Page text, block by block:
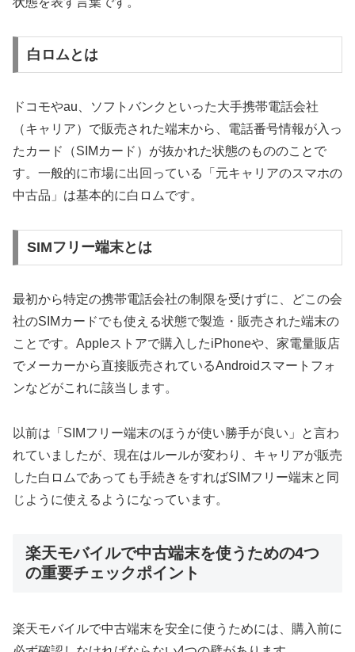
白ロムとは
ドコモやau、ソフトバンクといった大手携帯電話会社
（キャリア）で販売された端末から、電話番号情報が入っ
たカード（SIMカード）が抜かれた状態のもののことで
す。一般的に市場に出回っている「元キャリアのスマホの
中古品」は基本的に白ロムです。
SIMフリー端末とは
最初から特定の携帯電話会社の制限を受けずに、どこの会
社のSIMカードでも使える状態で製造・販売された端末の
ことです。Appleストアで購入したiPhoneや、家電量販店
でメーカーから直接販売されているAndroidスマートフォ
ンなどがこれに該当します。
以前は「SIMフリー端末のほうが使い勝手が良い」と言わ
れていましたが、現在はルールが変わり、キャリアが販売
した白ロムであっても手続きをすればSIMフリー端末と同
じように使えるようになっています。
楽天モバイルで中古端末を使うための4つ
の重要チェックポイント
楽天モバイルで中古端末を安全に使うためには、購入前に